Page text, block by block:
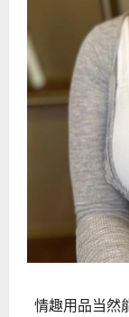
情趣用品当然